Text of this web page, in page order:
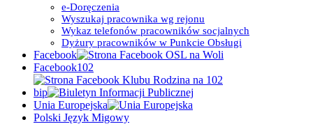
e-Doręczenia
Wyszukaj pracownika wg rejonu
Wykaz telefonów pracowników socjalnych
Dyżury pracowników w Punkcie Obsługi
Facebook
Facebook102
bip
Unia Europejska
Polski Język Migowy